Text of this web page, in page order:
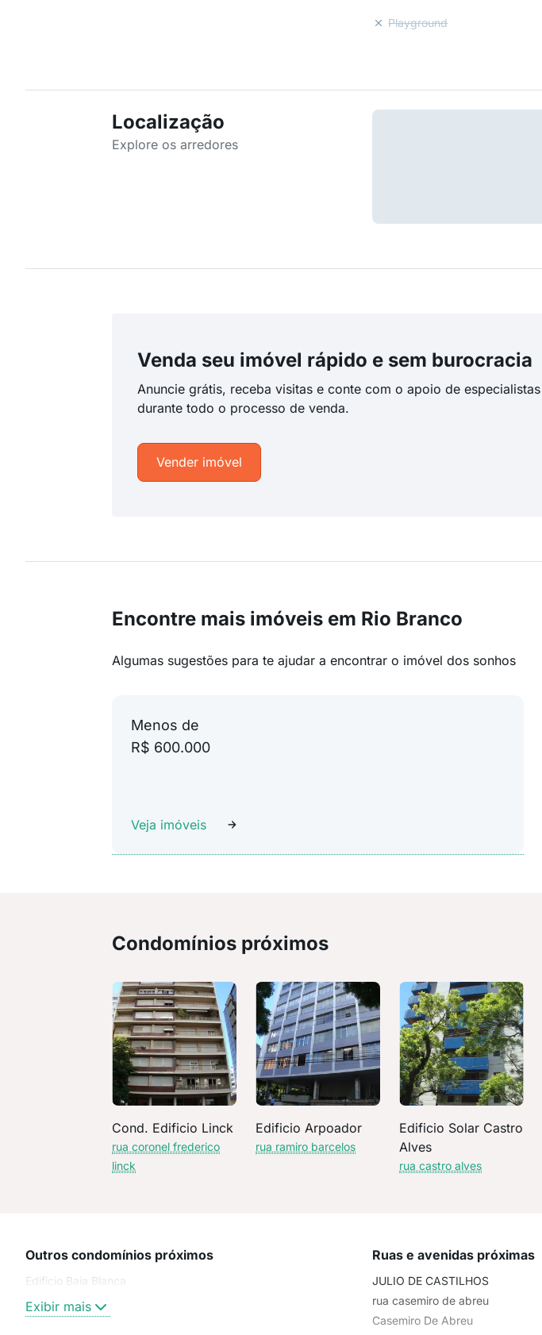
Playground
Localização
Explore os arredores
Venda seu imóvel rápido e sem burocracia
Anuncie grátis, receba visitas e conte com o apoio de especialistas
durante todo o processo de venda.
Vender imóvel
Encontre mais imóveis em Rio Branco
Algumas sugestões para te ajudar a encontrar o imóvel dos sonhos
Menos de
R$ 600.000
Veja imóveis
Condomínios próximos
Cond. Edificio Linck
rua coronel frederico
linck
Edificio Arpoador
rua ramiro barcelos
Edificio Solar Castro
Alves
rua castro alves
Outros condomínios próximos
Edificio Baia Blanca
Exibir mais
Ruas e avenidas próximas
JULIO DE CASTILHOS
rua casemiro de abreu
Casemiro De Abreu